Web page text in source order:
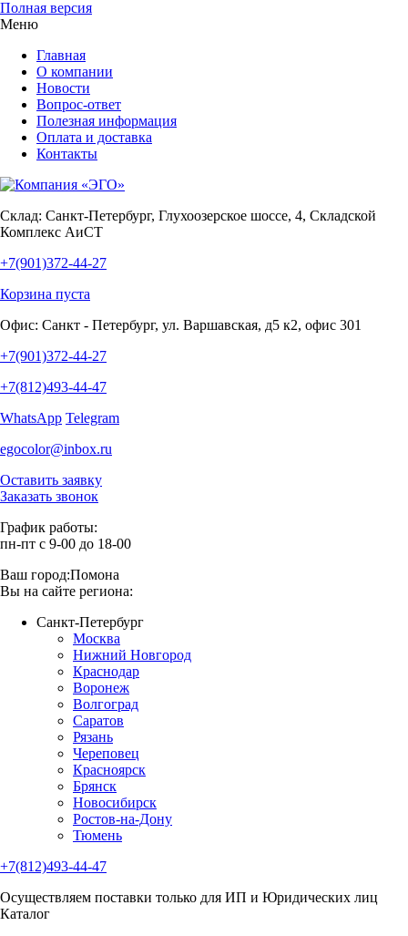
Полная версия
Меню
Главная
О компании
Новости
Вопрос-ответ
Полезная информация
Оплата и доставка
Контакты
Склад: Санкт-Петербург, Глухоозерское шоссе, 4, Складской
Комплекс АиСТ
+7(901)372-44-27
Корзина пуста
Офис: Санкт - Петербург, ул. Варшавская, д5 к2, офис 301
+7(901)372-44-27
+7(812)493-44-47
WhatsApp Telegram
egocolor@inbox.ru
Оставить заявку
Заказать звонок
График работы:
пн-пт с 9-00 до 18-00
Ваш город:Помона
Вы на сайте региона:
Санкт-Петербург
Москва
Нижний Новгород
Краснодар
Воронеж
Волгоград
Саратов
Рязань
Череповец
Красноярск
Брянск
Новосибирск
Ростов-на-Дону
Тюмень
+7(812)493-44-47
Осуществляем поставки только для ИП и Юридических лиц
Каталог